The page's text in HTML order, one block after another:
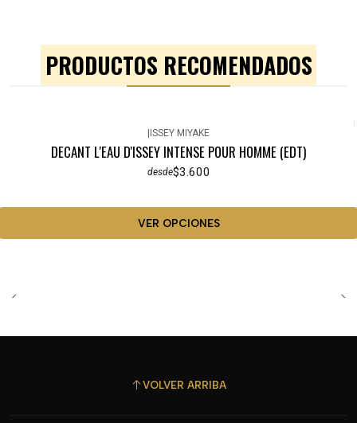
PRODUCTOS RECOMENDADOS
ISSEY MIYAKE
DECANT L'EAU D'ISSEY INTENSE POUR HOMME (EDT)
desde$3.600
VER OPCIONES
VOLVER ARRIBA